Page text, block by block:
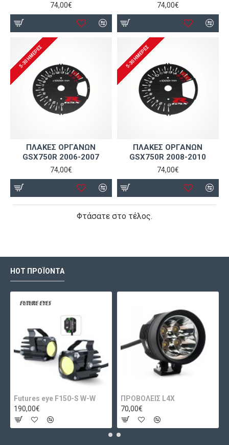
74,00€ 74,00€
5-30 ΗΜΈΡΕΣ
ΠΛΑΚΕΣ ΟΡΓΑΝΩΝ
GSX750R 2006-2007
74,00€
5-30 ΗΜΈΡΕΣ
ΠΛΑΚΕΣ ΟΡΓΑΝΩΝ
GSX750R 2008-2010
74,00€
Φτάσατε στο τέλος.
HOT ΠΡΟΪΌΝΤΑ
Futures eye F150-S W-W
190,00€
ΠΡΟΒΟΛΕΙΣ L4X
70,00€